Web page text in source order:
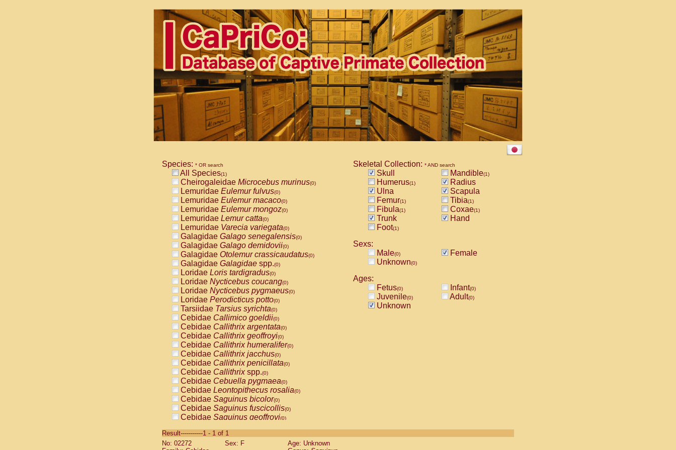
Species: * OR search
All Species(1)
Cheirogaleidae Microcebus murinus(0)
Lemuridae Eulemur fulvus(0)
Lemuridae Eulemur macaco(0)
Lemuridae Eulemur mongoz(0)
Lemuridae Lemur catta(0)
Lemuridae Varecia variegata(0)
Galagidae Galago senegalensis(0)
Galagidae Galago demidovii(0)
Galagidae Otolemur crassicaudatus(0)
Galagidae Galagidae spp.(0)
Loridae Loris tardigradus(0)
Loridae Nycticebus coucang(0)
Loridae Nycticebus pygmaeus(0)
Loridae Perodicticus potto(0)
Tarsiidae Tarsius syrichta(0)
Cebidae Callimico goeldii(0)
Cebidae Callithrix argentata(0)
Cebidae Callithrix geoffroyi(0)
Cebidae Callithrix humeralifer(0)
Cebidae Callithrix jacchus(0)
Cebidae Callithrix penicillata(0)
Cebidae Callithrixspp.(0)
Cebidae Cebuella pygmaea(0)
Cebidae Leontopithecus rosalia(0)
Cebidae Saguinus bicolor(0)
Cebidae Saguinus fuscicollis(0)
Cebidae Saguinus geoffroyi(0)
CebidaeSaguinus labiatus(0)
Cebidae Saguinus leucopus (0)
Skeletal Collection: * AND search
Skull Mandible(1)
Humerus(1)
Radius
Ulna
Scapula
Femur(1) Tibia(1)
Fibula(1) Coxae(1)
Trunk
Hand
Foot(1)
Sexs:
Male(0)
Female
Unknown(0)
Ages:
Fetus(0) Infant(0)
Juvenile(0) Adult(0)
Unknown
Result-----------1 - 1 of 1
No: 02272
Sex: F
Age: Unknown